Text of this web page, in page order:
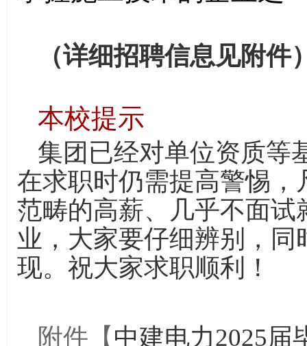
（详细招聘信息见附件
本校提示
集团已经对单位资质等
在求职时仍需提高警惕
范畴的高薪、几乎不面
业，大家要仔细辨别，
现。祝大家求职顺利！
附件【 中建电力2025届